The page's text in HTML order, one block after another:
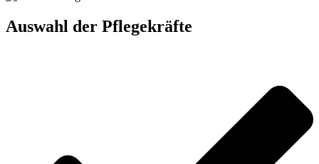
Auswahl der Pflegekräfte